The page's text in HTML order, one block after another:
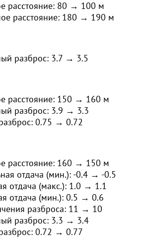
расстояние: 80 → 100 м
расстояние: 180 → 190 м
разброс: 3.7 → 3.5
расстояние: 150 → 160 м
разброс: 3.9 → 3.3
0.75 → 0.72
расстояние: 160 → 150 м
отдача (мин.): -0.4 → -0.5
отдача (макс.): 1.0 → 1.1
отдача (мин.): 0.5 → 0.6
разброса: 11 → 10
разброс: 3.3 → 3.4
0.72 → 0.77